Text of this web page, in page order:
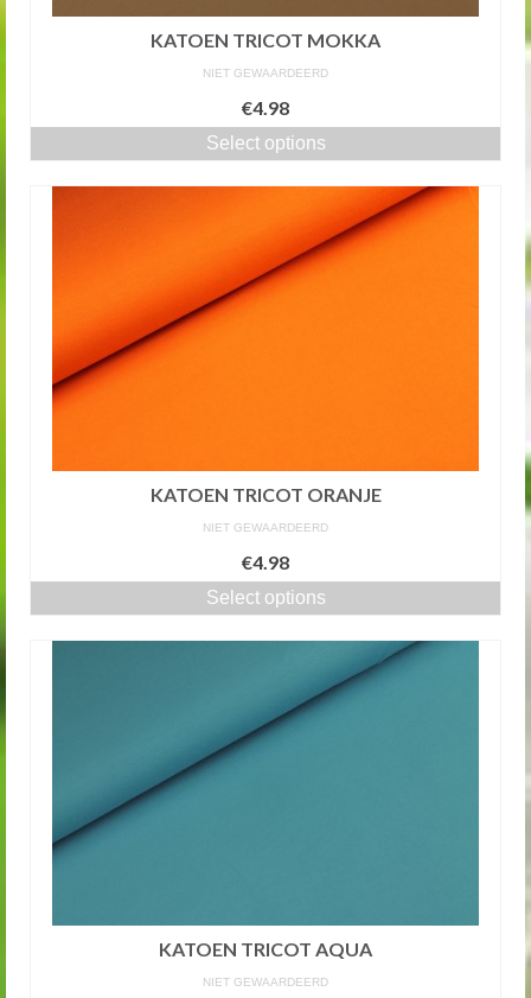
KATOEN TRICOT MOKKA
NIET GEWAARDEERD
€4.98
Select options
KATOEN TRICOT ORANJE
NIET GEWAARDEERD
€4.98
Select options
KATOEN TRICOT AQUA
NIET GEWAARDEERD